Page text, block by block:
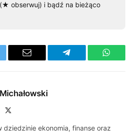
(★ obserwuj) i bądź na bieżąco
Email Telegram
dziedzinie ekonomia, finanse oraz